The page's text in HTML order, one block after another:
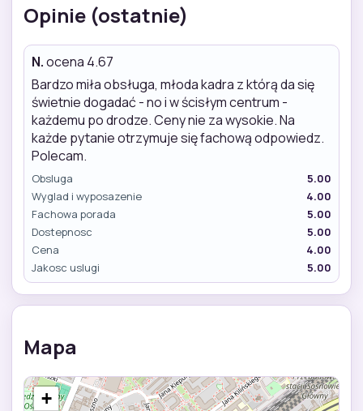
Opinie (ostatnie)
N.ocena 4.67
Bardzo miła obsługa, młoda kadra z którą da się
świetnie dogadać - no i w ścisłym centrum -
każdemu po drodze. Ceny nie za wysokie. Na
każde pytanie otrzymuje się fachową odpowiedz.
Polecam.
Obsluga
5.00
Wyglad i wyposazenie
4.00
Fachowa porada
5.00
Dostepnosc
5.00
Cena
4.00
Jakosc uslugi
5.00
Mapa
+